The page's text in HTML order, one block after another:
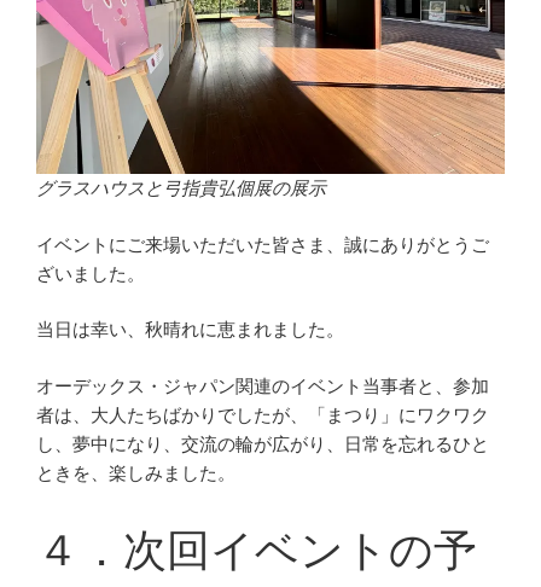
グラスハウスと弓指貴弘個展の展示
イベントにご来場いただいた皆さま、誠にありがとうご
ざいました。
当日は幸い、秋晴れに恵まれました。
オーデックス・ジャパン関連のイベント当事者と、参加
者は、大人たちばかりでしたが、「まつり」にワクワク
し、夢中になり、交流の輪が広がり、日常を忘れるひと
ときを、楽しみました。
４．次回イベントの予